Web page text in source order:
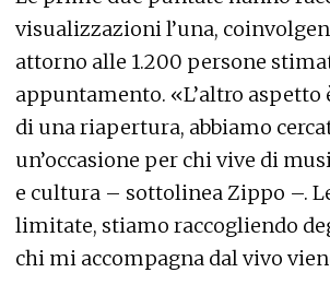
visualizzazioni l’una,
attorno alle 1.200 persone
appuntamento. «L’altro aspetto
di una riapertura, abbiamo
un’occasione per chi vive di
e cultura – sottolinea Zippo –.
limitate, stiamo raccogliendo
chi mi accompagna dal vivo